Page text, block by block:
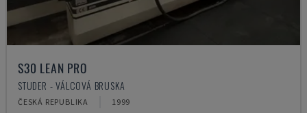
S30 LEAN PRO
STUDER - VÁLCOVÁ BRUSKA
ČESKÁ REPUBLIKA 1999